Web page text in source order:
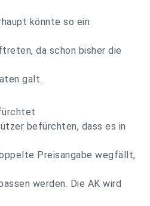
könnte so ein
da schon bisher die
galt.
befürchten, dass es in
Preisangabe wegfällt,
werden. Die AK wird